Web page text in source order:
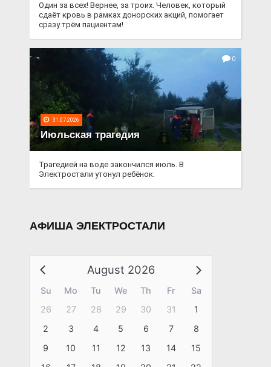
Один за всех! Вернее, за троих. Человек, который
сдаёт кровь в рамках донорских акций, помогает
сразу трём пациентам!
0
31.07.2026
Июльская трагедия
Трагедией на воде закончился июль. В
Электростали утонул ребёнок.
АФИША ЭЛЕКТРОСТАЛИ
August 2026
Su Mo Tu We Th Fr
Sa
26
27 28 29 30 31
1
2
3 4 5 6 7
8
9
10 11 12 13 14
15